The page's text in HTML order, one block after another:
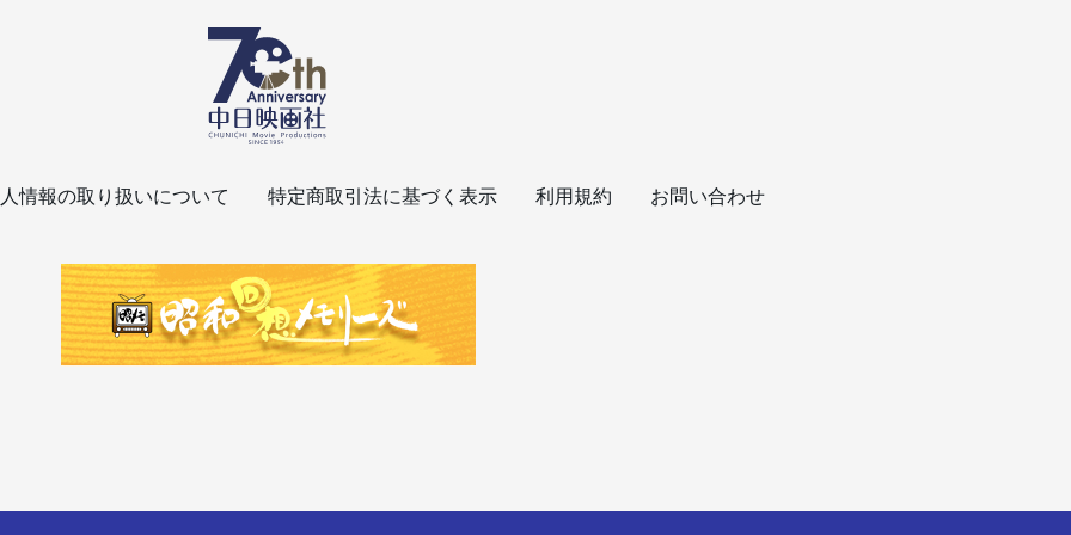
情報の取り扱いについて 特定商取引法に基づく表示 利用規約 お問い合わせ